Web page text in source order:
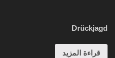
Drückjagd
قراءة المزيد